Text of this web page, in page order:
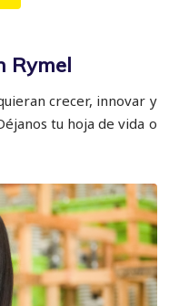
Rymel
crecer, innovar y
tu hoja de vida o